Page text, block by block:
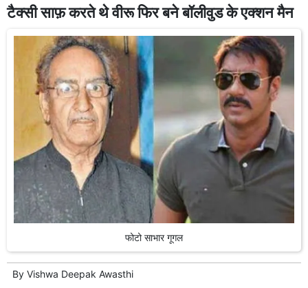
टैक्सी साफ़ करते थे वीरू फिर बने बॉलीवुड के एक्शन मैन
फोटो साभार गूगल
By Vishwa Deepak Awasthi